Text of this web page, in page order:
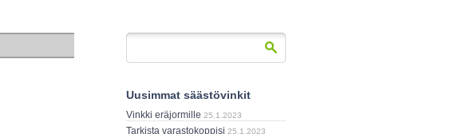
Uusimmat säästövinkit
Vinkki eräjormille 25.1.2023
Tarkista varastokoppisi 25.1.2023